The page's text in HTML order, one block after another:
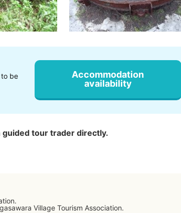
be
Accommodation
availability
guided tour trader directly.
Village Tourism Association.